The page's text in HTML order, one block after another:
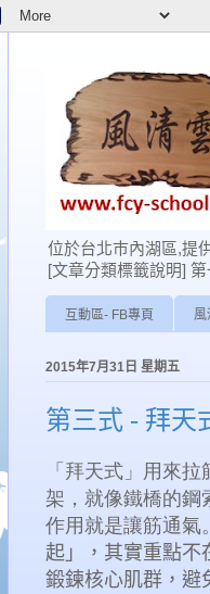
位於台北巿內湖區,提
[文章分類標籤說明]
互動區- FB專頁 風
2015年7月31日 星期五
第三式 - 拜天
「拜天式」用來
架，就像鐵橋的鋼
作用就是讓筋通氣。
起」，其實重點不
鍛鍊核心肌群，避